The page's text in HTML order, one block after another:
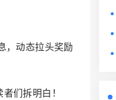
，动态拉头奖励
们拆明白！